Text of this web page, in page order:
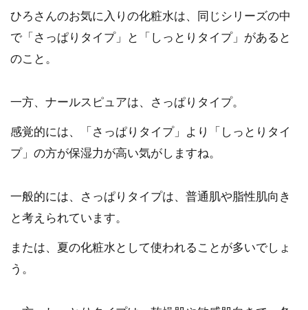
ひろさんのお気に入りの化粧水は、同じシリーズの中
で「さっぱりタイプ」と「しっとりタイプ」があると
のこと。
一方、ナールスピュアは、さっぱりタイプ。
感覚的には、「さっぱりタイプ」より「しっとりタイ
プ」の方が保湿力が高い気がしますね。
一般的には、さっぱりタイプは、普通肌や脂性肌向き
と考えられています。
または、夏の化粧水として使われることが多いでしょ
う。